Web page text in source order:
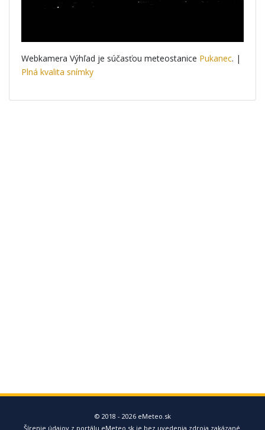
Webkamera Výhľad je súčasťou meteostanice Pukanec. |
Plná kvalita snímky
© 2018 - 2026 eMeteo.sk
Šírenie údajov z portálu eMeteo.sk je bez uvedenia zdroja zakázané.